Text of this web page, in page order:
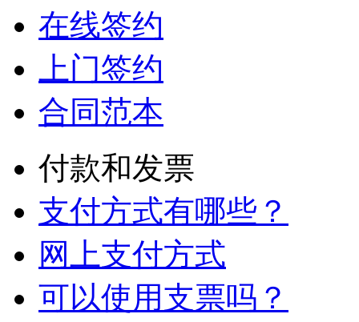
在线签约
上门签约
合同范本
付款和发票
支付方式有哪些？
网上支付方式
可以使用支票吗？